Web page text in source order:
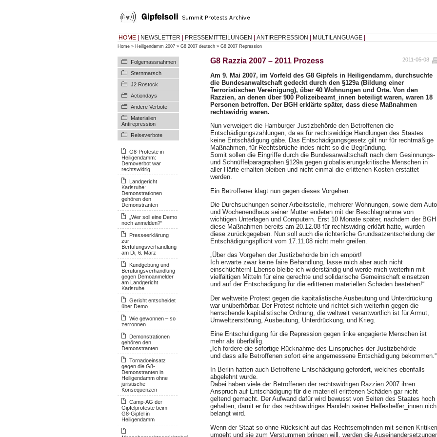
HOME NEWSLETTER PRESSEMITTEILUNGEN ANTIREPRESSION MULTILANGUAGE
Home » Heiligendamm 2007 » G8 2007 deutsch » G8 2007 Repression
Folgemassnahmen
Sternmarsch
J2 Rostock
Actiondays
Andere Verbote
Materialien
Antirepression
Reiseverbote
G8-Proteste in
Heiligendamm:
Demoverbot war
rechtswidrig
Landgericht
Karlsruhe:
Demonstrationen
gehören den
Demonstranten
„Wer soll eine Demo
noch anmelden?“
Presseerklärung
zur
Berfufungsverhandlung
am Di, 6. März
Kundgebung und
Berufungsverhandlung
gegen Demoanmelder
am Landgericht
Karlsruhe
Gericht entscheidet
über Demo
Wie gewonnen – so
zerronnen
Demonstrationen
gehören den
Demonstranten
Tornadoeinsatz
gegen die G8-
Demonstranten in
Heiligendamm ohne
juristische
Konsequenzen
Camp-AG der
Gipfelproteste beim
G8-Gipfel in
Heiligendamm
2011-05-08
G8 Razzia 2007 – 2011 Prozess
Am 9. Mai 2007, im Vorfeld des G8 Gipfels in Heiligendamm, durchsuchte
die Bundesanwaltschaft gedeckt durch den §129a (Bildung einer
Terroristischen Vereinigung), über 40 Wohnungen und Orte. Von den
Razzien, an denen über 900 Polizeibeamt_innen beteiligt waren, waren 18
Personen betroffen. Der BGH erklärte später, dass diese Maßnahmen
rechtswidrig waren.
Nun verweigert die Hamburger Justizbehörde den Betroffenen die
Entschädigungszahlungen, da es für rechtswidrige Handlungen des Staates
keine Entschädigung gäbe. Das Entschädigungsgesetz gilt nur für rechtmäßige
Maßnahmen, für Rechtsbrüche indes nicht so die Begründung.
Somit sollen die Eingriffe durch die Bundesanwaltschaft nach dem Gesinnungs-
und Schnüffelparagraphen §129a gegen globalisierungskritische Menschen in
aller Härte erhalten bleiben und nicht einmal die erlittenen Kosten erstattet
werden.
Ein Betroffener klagt nun gegen dieses Vorgehen.
Die Durchsuchungen seiner Arbeitsstelle, mehrerer Wohnungen, sowie dem Auto
und Wochenendhaus seiner Mutter endeten mit der Beschlagnahme von
wichtigen Unterlagen und Computern. Erst 10 Monate später, nachdem der BGH
diese Maßnahmen bereits am 20.12.08 für rechtswidrig erklärt hatte, wurden
diese zurückgegeben. Nun soll auch die richterliche Grundsatzentscheidung der
Entschädigungspflicht vom 17.11.08 nicht mehr greifen.
„Über das Vorgehen der Justizbehörde bin ich empört!
Ich erwarte zwar keine faire Behandlung, lasse mich aber auch nicht
einschüchtern! Ebenso bleibe ich widerständig und werde mich weiterhin mit
vielfältigen Mitteln für eine gerechte und solidarische Gemeinschaft einsetzen
und auf der Entschädigung für die erlittenen materiellen Schäden bestehen!“
Der weltweite Protest gegen die kapitalistische Ausbeutung und Unterdrückung
war unüberhörbar. Der Protest richtete und richtet sich weiterhin gegen die
herrschende kapitalistische Ordnung, die weltweit verantwortlich ist für Armut,
Umweltzerstörung, Ausbeutung, Unterdrückung, und Krieg.
Eine Entschuldigung für die Repression gegen linke engagierte Menschen ist
mehr als überfällig.
„Ich fordere die sofortige Rücknahme des Einspruches der Justizbehörde
und dass alle Betroffenen sofort eine angemessene Entschädigung bekommen.“
In Berlin hatten auch Betroffene Entschädigung gefordert, welches ebenfalls
abgelehnt wurde.
Dabei haben viele der Betroffenen der rechtswidrigen Razzien 2007 ihren
Anspruch auf Entschädigung für die materiell erlittenen Schäden gar nicht
geltend gemacht. Der Aufwand dafür wird bewusst von Seiten des Staates hoch
gehalten, damit er für das rechtswidriges Handeln seiner Helfeshelfer_innen
belangt wird.
Wenn der Staat so ohne Rücksicht auf das Rechtsempfinden mit seinen
umgeht und sie zum Verstummen bringen will, werden die